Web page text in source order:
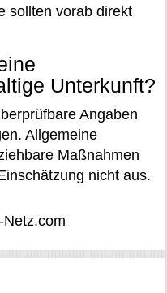
sollten vorab direkt
Unterkunft?
Angaben
Allgemeine
Maßnahmen
nicht aus.